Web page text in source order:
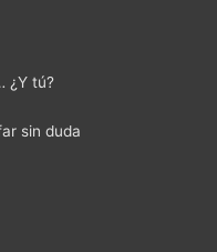
¿Y tú?
sin duda